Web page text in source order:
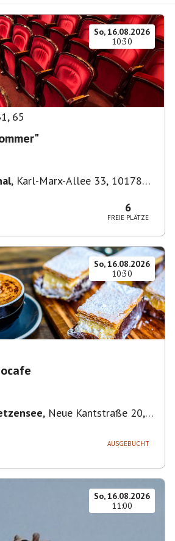
So, 16.08.2026
10:30
, 65
, Karl-Marx-Allee 33, 10178
6
FREIE PLÄTZE
So, 16.08.2026
10:30
, Neue Kantstraße 20,
AUSGEBUCHT
So, 16.08.2026
11:00